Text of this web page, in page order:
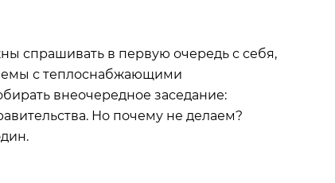
спрашивать в первую очередь с себя,
с теплоснабжающими
внеочередное заседание:
Но почему не делаем?